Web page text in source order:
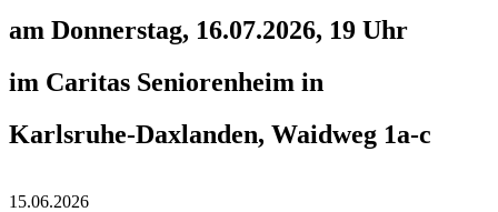
am Donnerstag, 16.07.2026, 19 Uhr
im Caritas Seniorenheim in
Karlsruhe-Daxlanden, Waidweg 1a-c
15.06.2026